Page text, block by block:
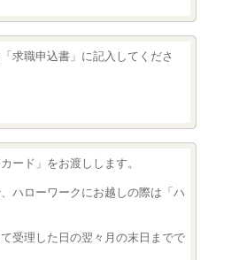
求職申込書」に記入してくださ
ード」をお渡しします。
ハローワークにお越しの際は「ハ
受理した日の翌々月の末日までで